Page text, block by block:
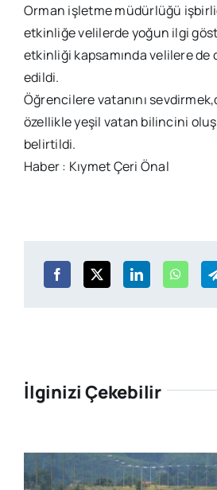
Orman işletme müdürlüğü
etkinliğe velilerde yoğun ilgi
etkinliği kapsamında velilere de
edildi.
Öğrencilere vatanını
özellikle yeşil vatan bilincini
belirtildi.
Haber : Kıymet Çeri Önal
İlginizi Çekebilir